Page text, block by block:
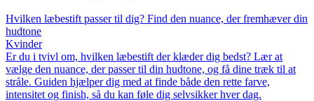
Hvilken læbestift passer til dig? Find den nuance, der fremhæver din
hudtone
Kvinder
Er du i tvivl om, hvilken læbestift der klæder dig bedst? Lær at
vælge den nuance, der passer til din hudtone, og få dine træk til at
stråle. Guiden hjælper dig med at finde både den rette farve,
intensitet og finish, så du kan føle dig selvsikker hver dag.